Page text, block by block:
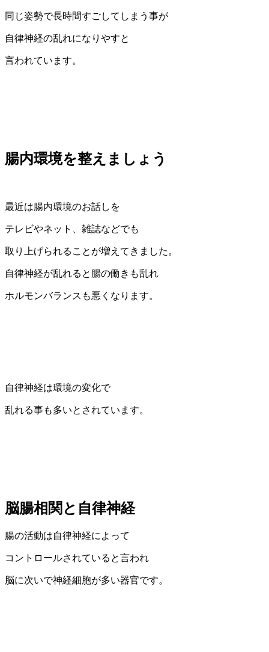
同じ姿勢で長時間すごしてしまう事が
自律神経の乱れになりやすと
言われています。
腸内環境を整えましょう
最近は腸内環境のお話しを
テレビやネット、雑誌などでも
取り上げられることが増えてきました。
自律神経が乱れると腸の働きも乱れ
ホルモンバランスも悪くなります。
自律神経は環境の変化で
乱れる事も多いとされています。
脳腸相関と自律神経
腸の活動は自律神経によって
コントロールされていると言われ
脳に次いで神経細胞が多い器官です。